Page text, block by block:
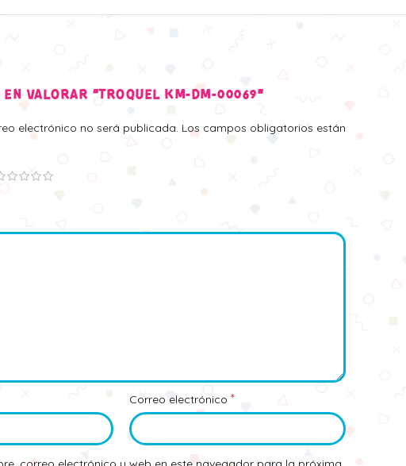
VALORAR “TROQUEL KM-DM-00069”
electrónico no será publicada. Los campos obligatorios están
Correo electrónico *